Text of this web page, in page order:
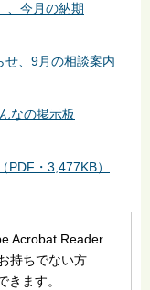
、今月の納期
せ、9月の相談案内
なの掲示板
PDF・3,477KB）
Acrobat Reader
持ちでない方
ます。